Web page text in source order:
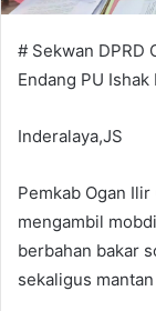
# Sekwan DPRD
Endang PU
Inderalaya,JS
Pemkab Ogan
mengambil
berbahan bakar
sekaligus